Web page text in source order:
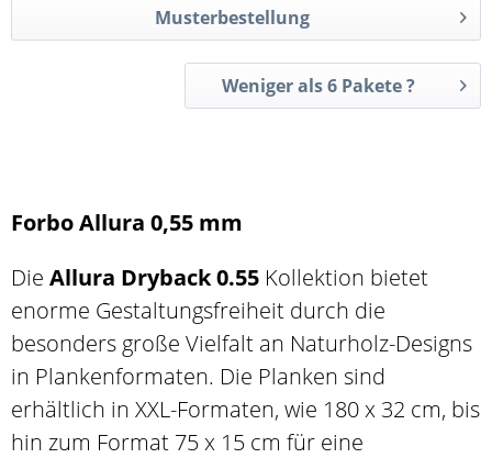
Musterbestellung
Weniger als 6 Pakete ?
Forbo Allura 0,55 mm
Die Allura Dryback 0.55 Kollektion bietet
enorme Gestaltungsfreiheit durch die
besonders große Vielfalt an Naturholz-Designs
in Plankenformaten. Die Planken sind
erhältlich in XXL-Formaten, wie 180 x 32 cm, bis
hin zum Format 75 x 15 cm für eine